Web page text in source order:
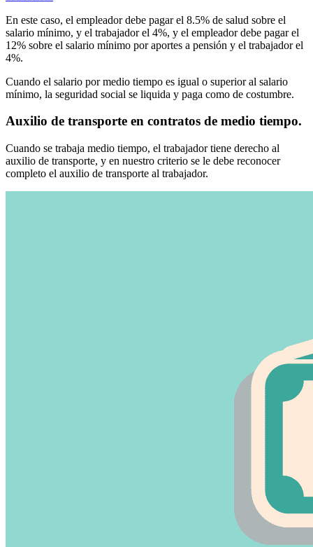
En este caso, el empleador debe pagar el 8.5% de salud sobre el
salario mínimo, y el trabajador el 4%, y el empleador debe pagar el
12% sobre el salario mínimo por aportes a pensión y el trabajador el
4%.
Cuando el salario por medio tiempo es igual o superior al salario
mínimo, la seguridad social se liquida y paga como de costumbre.
Auxilio de transporte en contratos de medio tiempo.
Cuando se trabaja medio tiempo, el trabajador tiene derecho al
auxilio de transporte, y en nuestro criterio se le debe reconocer
completo el auxilio de transporte al trabajador.